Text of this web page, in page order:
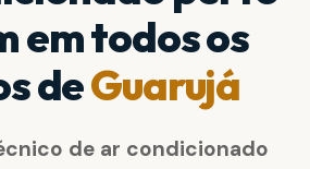
em todos os
deGuarujá
de ar condicionado